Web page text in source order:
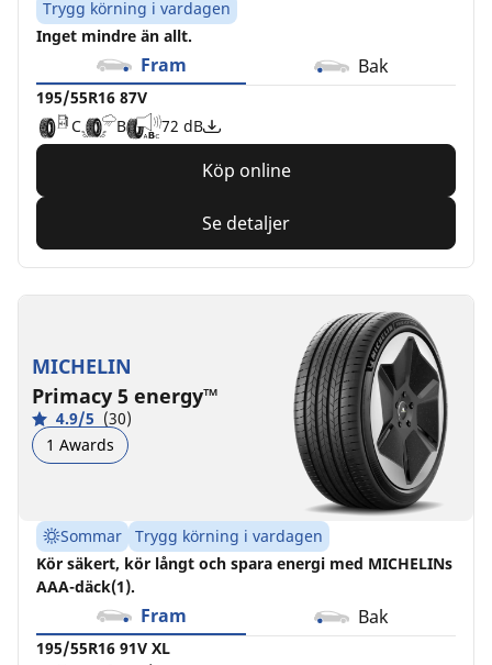
Trygg körning i vardagen
Inget mindre än allt.
Fram Bak
195/55R16 87V
C
B 72 dB
Köp online
Se detaljer
MICHELIN
Primacy 5 energy™
4.9/5 (30)
1 Awards
Sommar
Trygg körning i vardagen
Kör säkert, kör långt och spara energi med MICHELINs
AAA-däck(1).
Fram Bak
195/55R16 91V XL